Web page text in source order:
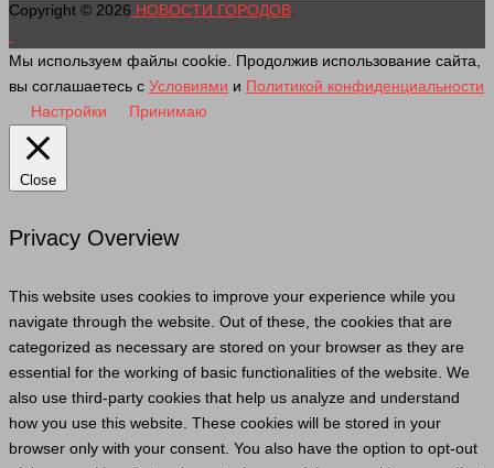
Copyright © 2026 НОВОСТИ ГОРОДОВ.
Мы используем файлы cookie. Продолжив использование сайта,
вы соглашаетесь с Условиями и Политикой конфиденциальности
Настройки
Принимаю
Close
Privacy Overview
This website uses cookies to improve your experience while you
navigate through the website. Out of these, the cookies that are
categorized as necessary are stored on your browser as they are
essential for the working of basic functionalities of the website. We
also use third-party cookies that help us analyze and understand
how you use this website. These cookies will be stored in your
browser only with your consent. You also have the option to opt-out